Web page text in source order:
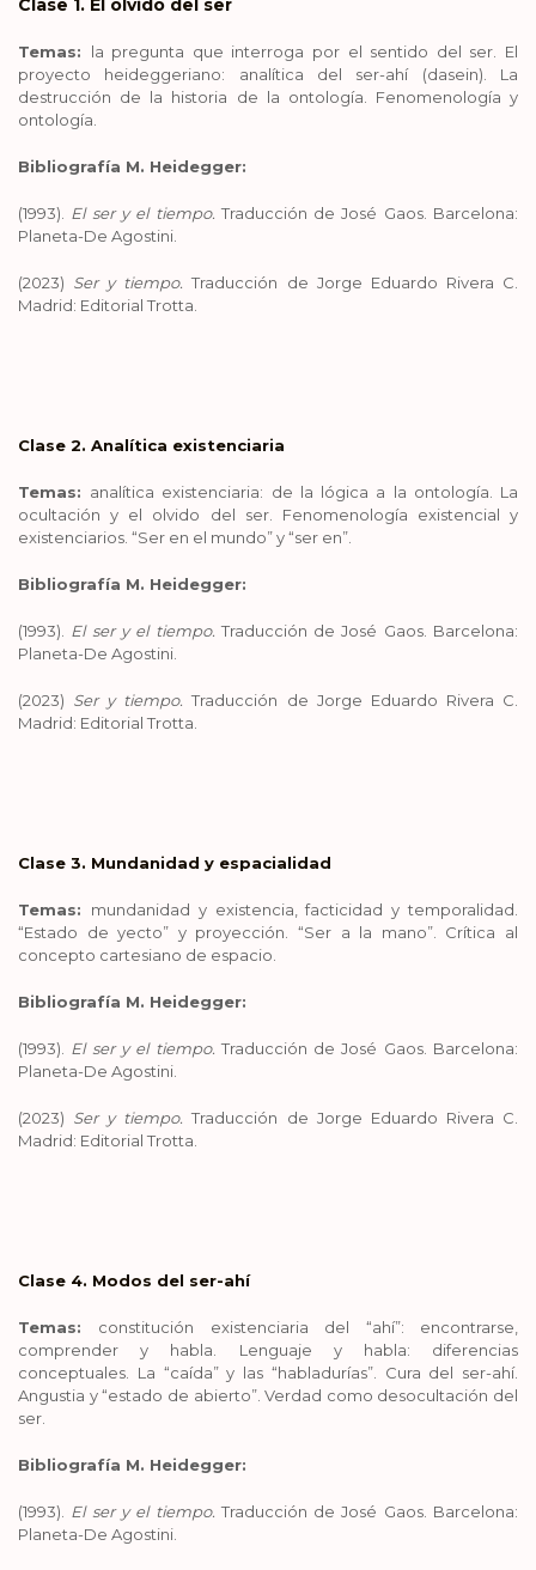
Clase 1. El olvido del ser
Temas: la pregunta que interroga por el sentido del ser. El
proyecto heideggeriano: analítica del ser-ahí (dasein). La
destrucción de la historia de la ontología. Fenomenología y
ontología.
Bibliografía M. Heidegger:
(1993). El ser y el tiempo. Traducción de José Gaos. Barcelona:
Planeta-De Agostini.
(2023) Ser y tiempo. Traducción de Jorge Eduardo Rivera C.
Madrid: Editorial Trotta.
Clase 2. Analítica existenciaria
Temas: analítica existenciaria: de la lógica a la ontología. La
ocultación y el olvido del ser. Fenomenología existencial y
existenciarios. “Ser en el mundo” y “ser en”.
Bibliografía M. Heidegger:
(1993). El ser y el tiempo. Traducción de José Gaos. Barcelona:
Planeta-De Agostini.
(2023) Ser y tiempo. Traducción de Jorge Eduardo Rivera C.
Madrid: Editorial Trotta.
Clase 3. Mundanidad y espacialidad
Temas: mundanidad y existencia, facticidad y temporalidad.
“Estado de yecto” y proyección. “Ser a la mano”. Crítica al
concepto cartesiano de espacio.
Bibliografía M. Heidegger:
(1993). El ser y el tiempo. Traducción de José Gaos. Barcelona:
Planeta-De Agostini.
(2023) Ser y tiempo. Traducción de Jorge Eduardo Rivera C.
Madrid: Editorial Trotta.
Clase 4. Modos del ser-ahí
Temas: constitución existenciaria del “ahí”: encontrarse,
comprender y habla. Lenguaje y habla: diferencias
conceptuales. La “caída” y las “habladurías”. Cura del ser-ahí.
Angustia y “estado de abierto”. Verdad como desocultación del
ser.
Bibliografía M. Heidegger:
(1993). El ser y el tiempo. Traducción de José Gaos. Barcelona:
Planeta-De Agostini.